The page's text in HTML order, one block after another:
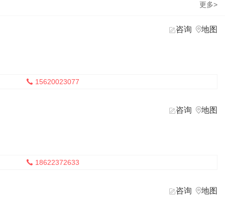
更多>
咨询 地图
 15620023077
咨询 地图
 18622372633
咨询 地图